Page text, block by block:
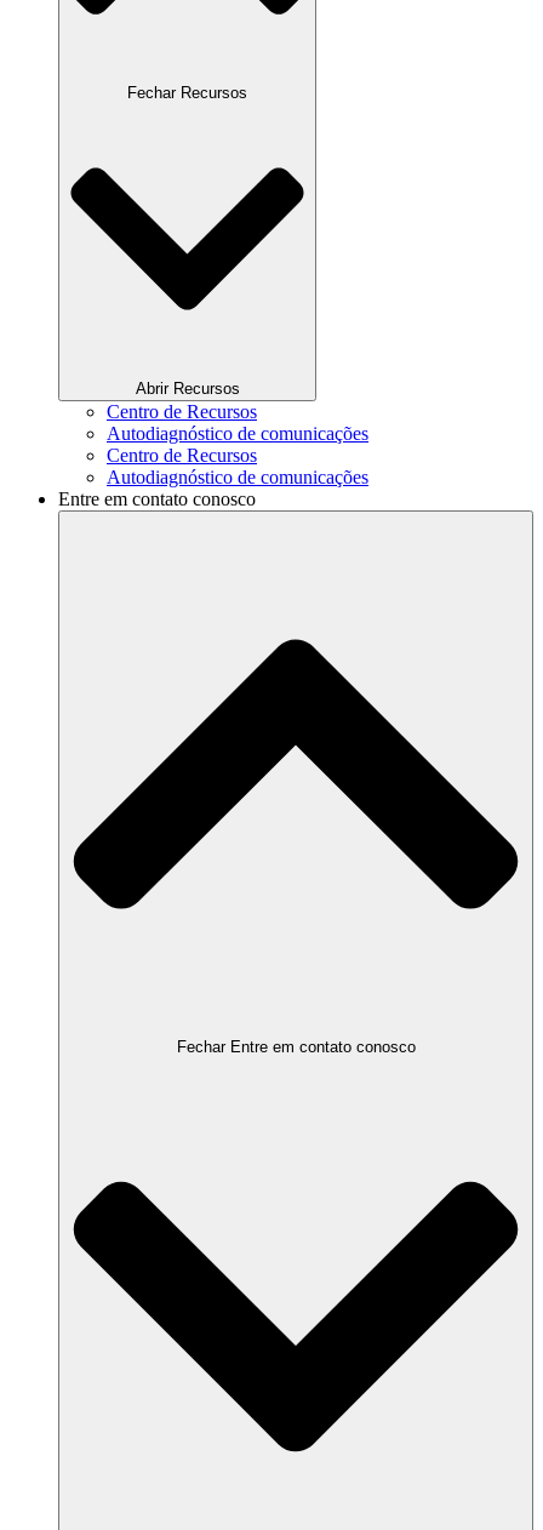
Fechar Recursos
Abrir Recursos
Centro de Recursos
Autodiagnóstico de comunicações
Centro de Recursos
Autodiagnóstico de comunicações
Entre em contato conosco
Fechar Entre em contato conosco